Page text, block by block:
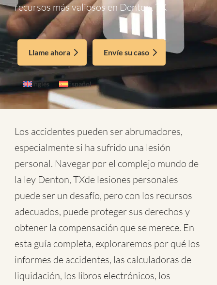
recursos más valiosos en Denton, TX
Llame ahora Envíe su caso
Inglés Español
Los accidentes pueden ser abrumadores,
especialmente si ha sufrido una lesión
personal. Navegar por el complejo mundo de
la ley Denton, TXde lesiones personales
puede ser un desafío, pero con los recursos
adecuados, puede proteger sus derechos y
obtener la compensación que se merece. En
esta guía completa, exploraremos por qué los
informes de accidentes, las calculadoras de
liquidación, los libros electrónicos, los